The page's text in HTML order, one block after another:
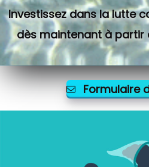
Investissez dans la lutte
dès maintenant à partir
Formulaire